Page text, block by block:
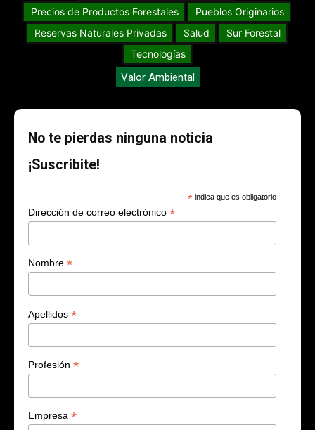
Precios de Productos Forestales
Pueblos Originarios
Reservas Naturales Privadas
Salud
Sur Forestal
Tecnologías
Valor Ambiental
No te pierdas ninguna noticia
¡Suscribite!
* indica que es obligatorio
Dirección de correo electrónico *
Nombre *
Apellidos *
Profesión *
Empresa *